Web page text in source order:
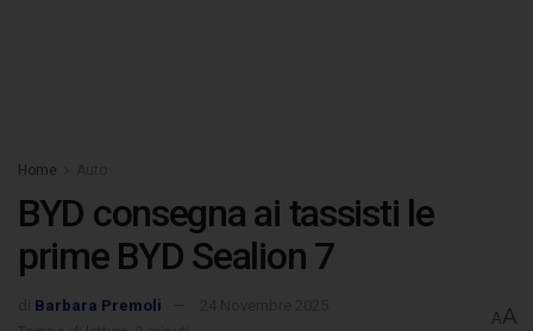
Home
BYD consegna ai tassisti le
prime BYD Sealion 7
Barbara Premoli
AA